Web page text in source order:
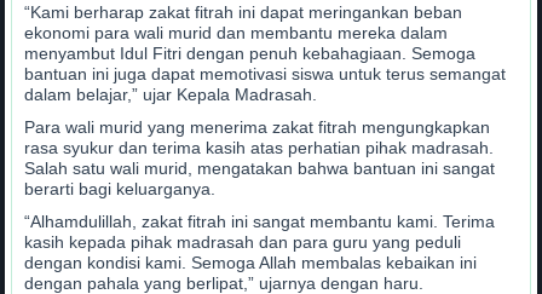
“Kami berharap zakat fitrah ini dapat meringankan beban
ekonomi para wali murid dan membantu mereka dalam
menyambut Idul Fitri dengan penuh kebahagiaan. Semoga
bantuan ini juga dapat memotivasi siswa untuk terus semangat
dalam belajar,” ujar Kepala Madrasah.
Para wali murid yang menerima zakat fitrah mengungkapkan
rasa syukur dan terima kasih atas perhatian pihak madrasah.
Salah satu wali murid, mengatakan bahwa bantuan ini sangat
berarti bagi keluarganya.
“Alhamdulillah, zakat fitrah ini sangat membantu kami. Terima
kasih kepada pihak madrasah dan para guru yang peduli
dengan kondisi kami. Semoga Allah membalas kebaikan ini
dengan pahala yang berlipat,” ujarnya dengan haru.